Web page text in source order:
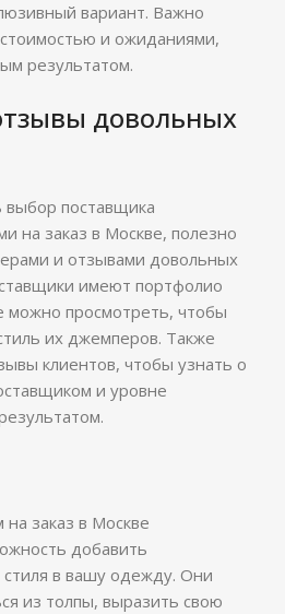
вариант. Важно
и ожиданиями,
результатом.
довольных
поставщика
на заказ в Москве, полезно
и отзывами довольных
имеют портфолио
можно просмотреть, чтобы
их джемперов. Также
клиентов, чтобы узнать о
и уровне
заказ в Москве
добавить
в вашу одежду. Они
из толпы, выразить свою